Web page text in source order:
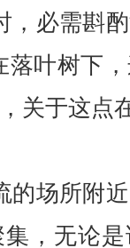
，必需斟
落叶树下
关于这点
的场所附
，无论